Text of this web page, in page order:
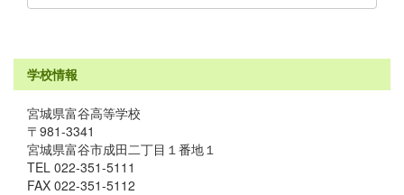
学校情報
宮城県富谷高等学校
〒981-3341
宮城県富谷市成田二丁目１番地１
TEL 022-351-5111
FAX 022-351-5112